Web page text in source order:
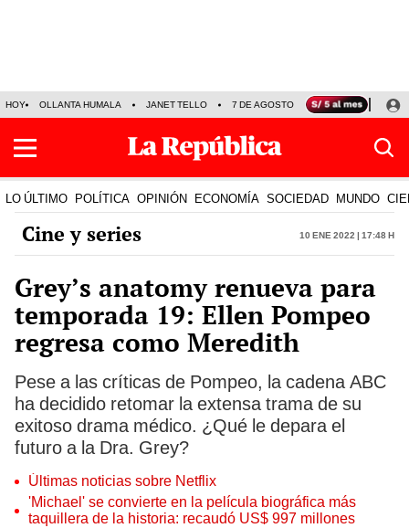
HOY OLLANTA HUMALA JANET TELLO 7 DE AGOSTO TINKA RESULTADOS
LO ÚLTIMO POLÍTICA OPINIÓN ECONOMÍA SOCIEDAD MUNDO
Cine y series 10 Ene 2022 | 17:48 h
Grey’s anatomy renueva para
temporada 19: Ellen Pompeo
regresa como Meredith
Pese a las críticas de Pompeo, la cadena ABC
ha decidido retomar la extensa trama de su
exitoso drama médico. ¿Qué le depara el
futuro a la Dra. Grey?
Últimas noticias sobre Netflix
'Michael' se convierte en la película biográfica más
taquillera de la historia: recaudó US$ 997 millones